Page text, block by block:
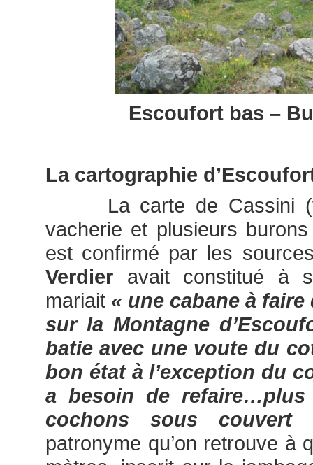
Escoufort bas –
La cartographie
La carte de Cassini (v.
vacherie et plusieurs
est confirmé par les
Verdier avait constitué à
mariait « une cabane à
sur la Montagne
batie avec une voute du
bon état à l’exception du
a besoin de
cochons sous couvert
patronyme qu’on retrouve à